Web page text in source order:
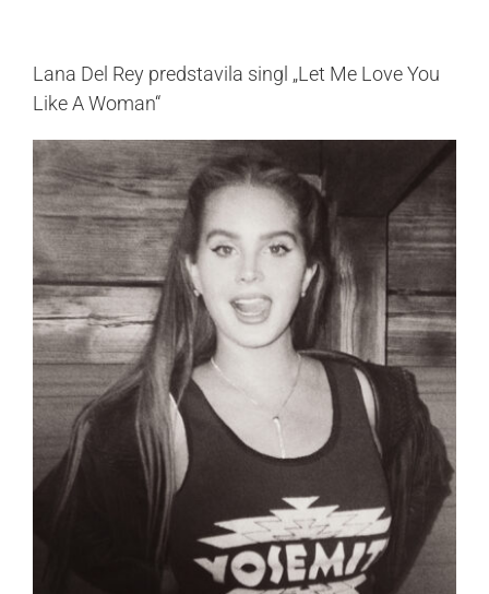
Lana Del Rey predstavila singl „Let Me Love You
Like A Woman“